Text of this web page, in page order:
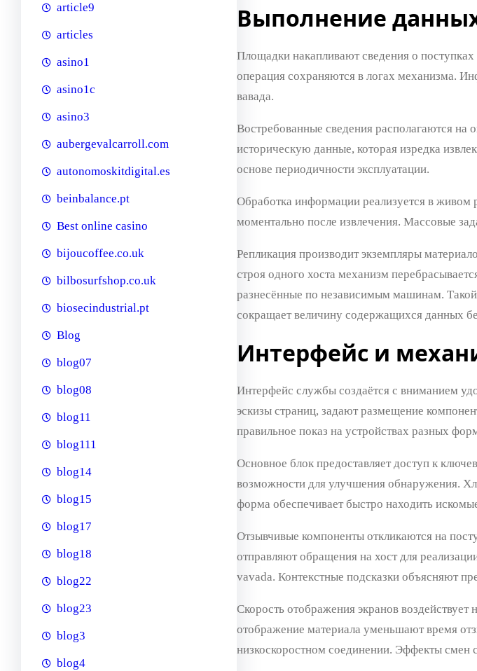
article9
articles
asino1
asino1c
asino3
aubergevalcarroll.com
autonomoskitdigital.es
beinbalance.pt
Best online casino
bijoucoffee.co.uk
bilbosurfshop.co.uk
biosecindustrial.pt
Blog
blog07
blog08
blog11
blog111
blog14
blog15
blog17
blog18
blog22
blog23
blog3
blog4
Выполнение
Площадки накапливают сведения о
операция сохраняются в логах механизма.
вавада.
Востребованные сведения располагаются на
историческую данные, которая изредка
основе периодичности эксплуатации.
Обработка информации реализуется в живом
моментально после извлечения. Массовые
Репликация производит экземпляры
строя одного хоста механизм
разнесённые по независимым машинам.
сокращает величину содержащихся данных
Интерфейс и
Интерфейс службы создаётся с вниманием
эскизы страниц, задают размещение
правильное показ на устройствах разных
Основное блок предоставляет доступ к
возможности для улучшения обнаружения.
форма обеспечивает быстро находить
Отзывчивые компоненты откликаются на
отправляют обращения на хост для
vavada. Контекстные подсказки объясняют
Скорость отображения экранов
отображение материала уменьшают время
низкоскоростном соединении. Эффекты смен